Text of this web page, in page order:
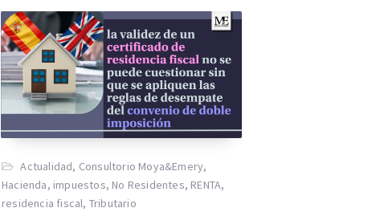
Actualidad, Consultorio Moya&Emery,
Hacienda, impuestos, No Residentes, RENTA,
residencia fiscal, Tributario